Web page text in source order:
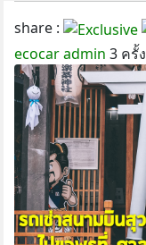
share :
ecocar admin 3 ครั้ง